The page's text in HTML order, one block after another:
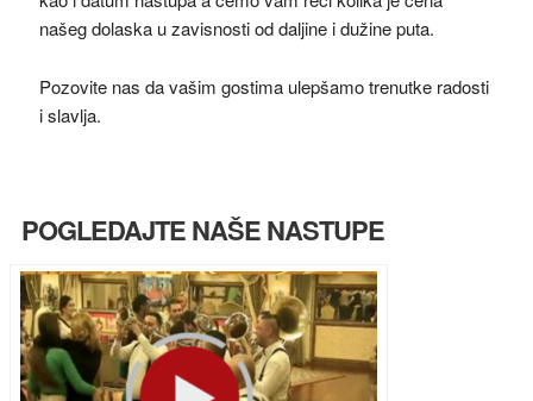
našeg dolaska u zavisnosti od daljine i dužine puta.
Pozovite nas da vašim gostima ulepšamo trenutke radosti
i slavlja.
POGLEDAJTE NAŠE NASTUPE